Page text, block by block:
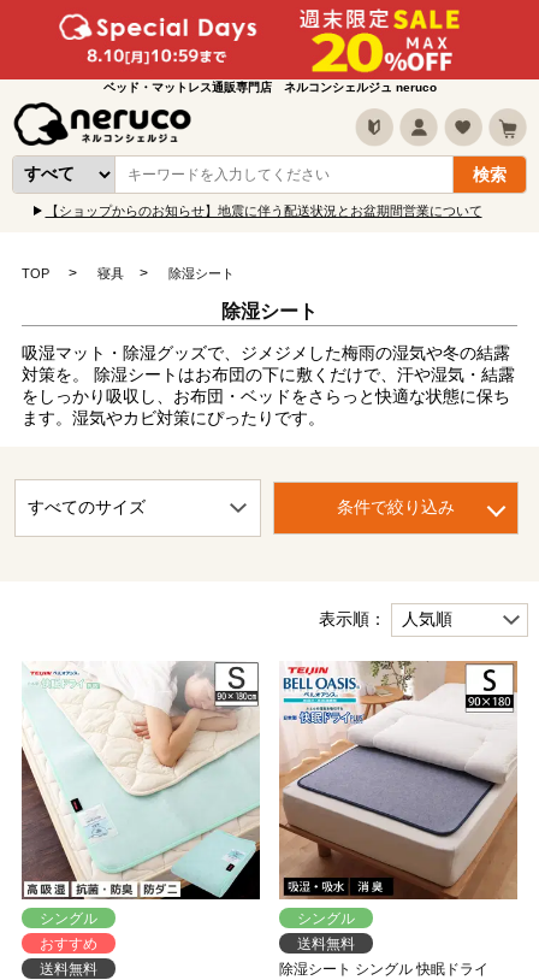
ベッド・マットレス通販専門店 ネルコンシェルジュ neruco
【ショップからのお知らせ】地震に伴う配送状況とお盆期間営業について
TOP 寝具 除湿シート
除湿シート
吸湿マット・除湿グッズで、ジメジメした梅雨の湿気や冬の結露
対策を。 除湿シートはお布団の下に敷くだけで、汗や湿気・結露
をしっかり吸収し、お布団・ベッドをさらっと快適な状態に保ち
ます。湿気やカビ対策にぴったりです。
条件で絞り込み
表示順：
シングル
おすすめ
送料無料
シングル
送料無料
除湿シート シングル 快眠ドライ